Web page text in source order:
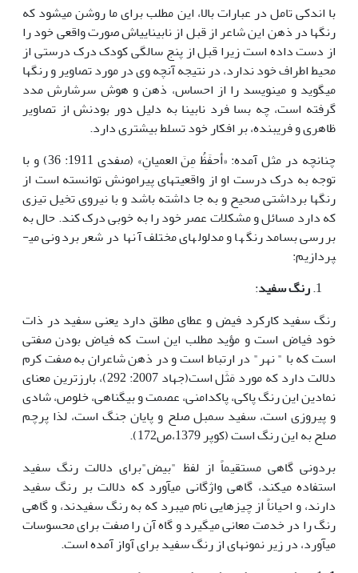
با اندکی تامل در عبارات بالا، این مطلب برای ما روشن می­شود که
رنگ­ها در ذهن این شاعر از قبل از نابینایی­اش صورت واقعی خود را
از دست داده است زیرا قبل از پنج سالگی کودک درک درستی از
محیط اطراف خود ندارد، در نتیجه آنچه وی در مورد تصاویر و رنگ­ها
می­گوید و می­نویسد را از احساس، ذهن و هوش سرشارش مدد
گرفته است، چه بسا فرد نابینا به دلیل دور بودنش از تصاویر
ظاهری و فریبنده، بر افکار خود تسلط بیشتری دارد.
چنانچه در مثل آمده: «أحفَظُ مِنَ العمیانِ» (صفدی 1911: 36) و با
توجه به درک درست او از واقعیتهای پیرامونش توانسته است از
رنگ­ها برداشتی صحیح و به جا داشته باشد و با نیروی تخیل تیزی
که دارد مسائل و مشکلات عصر خود را به خوبی درک کند. حال به
بررسی بسامد رنگ­ها و مدلولهای مختلف آنها در شعر بردونی می­
پردازیم:
رنگ سفید:
رنگ سفید کارکرد فیض و عطای مطلق دارد یعنی سفید در ذات
خود فیاض است و مؤید مطلب این است که فیاض بودن صفتی
است که با " نهر" در ارتباط است و در ذهن شاعران به صفت کرم
دلالت دارد که مورد مَثَل است(جهاد 2007: 292)، بارز­ترین معنای
نمادین این رنگ پاکی، پاکدامنی، عصمت و بی­گناهی، خلوص، شادی
و پیروزی است، سفید سمبل صلح و پایان جنگ است، لذا پرچم
صلح به این رنگ است (کوپر 1379،ص172).
بردونی گاهی مستقیماً از لفظ "بیض"برای دلالت رنگ سفید
استفاده می­کند، گاهی واژگانی می­آورد که دلالت بر رنگ سفید
دارند، و احیاناً از چیزهایی نام می­برد که به رنگ سفیدند، و گاهی
رنگ را در خدمت معانی می­گیرد و گاه آن را صفت برای محسوسات
می­آورد، در زیر نمونه­ای از رنگ سفید برای آواز آمده است.